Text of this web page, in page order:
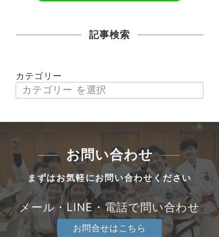
記事検索
カテゴリー
お問い合わせ
まずはお気軽にお問い合わせください
メール・LINE・電話で問い合わせ
お問合せはこちら